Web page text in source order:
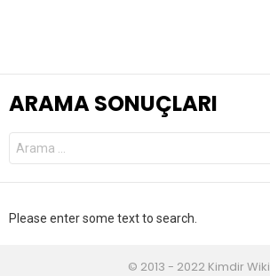
ARAMA SONUÇLARI
Search
for:
Please enter some text to search.
© 2013 - 2022 Kimdir Wiki